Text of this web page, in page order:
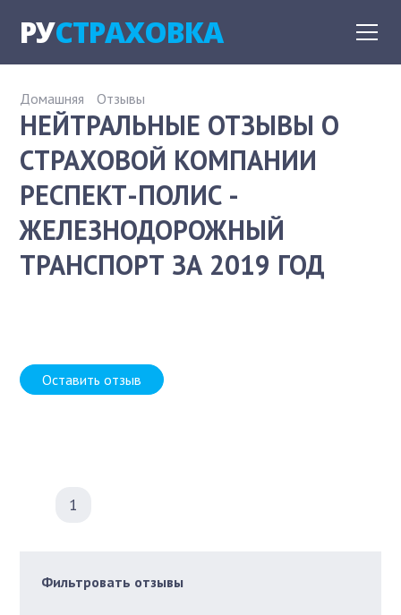
РУСТРАХОВКА
Домашняя Отзывы
НЕЙТРАЛЬНЫЕ ОТЗЫВЫ О
СТРАХОВОЙ КОМПАНИИ
РЕСПЕКТ-ПОЛИС -
ЖЕЛЕЗНОДОРОЖНЫЙ
ТРАНСПОРТ ЗА 2019 ГОД
Оставить отзыв
1
Фильтровать отзывы